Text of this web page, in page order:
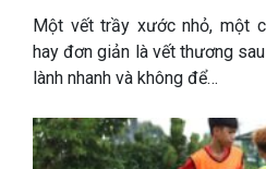
Một vết trầy xước nhỏ, một
hay đơn giản là vết thương
lành nhanh và không để…